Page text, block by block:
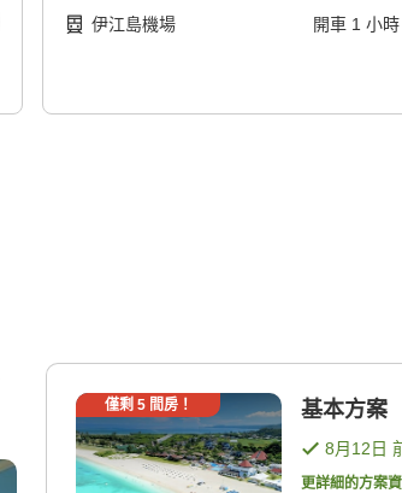
伊江島機場 開車 1 小時
僅剩 5間房！ 基本方案
8月12日
更詳細的方案